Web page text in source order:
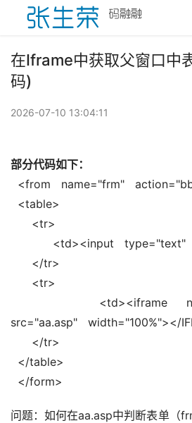
在Iframe中获取父窗口中
码)
2026-07-10 13:04:11
部分代码如下：
<from   name="frm"
<table>
<tr>
</tr>
<tr>
<td><iframe
src="aa.asp"   width="100%"></
</tr>
</table>
</form>
问题：如何在aa.asp中判断表单（